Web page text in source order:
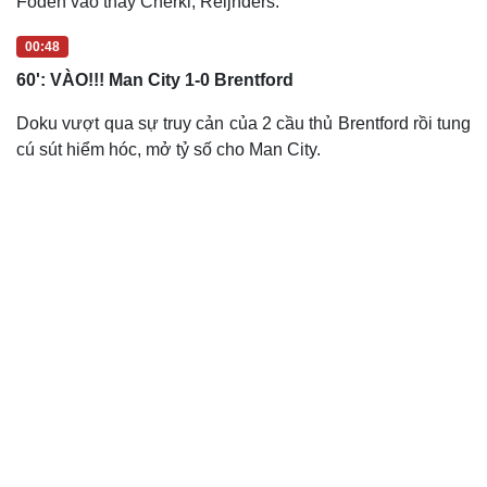
00:48
60': VÀO!!! Man City 1-0 Brentford
Doku vượt qua sự truy cản của 2 cầu thủ Brentford rồi tung
cú sút hiểm hóc, mở tỷ số cho Man City.